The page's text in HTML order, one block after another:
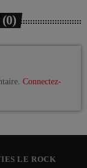
Connectez-
LE ROCK